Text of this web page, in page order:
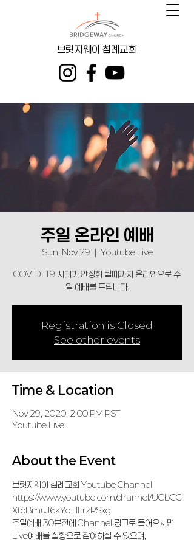
브릿지웨이 침례교회
주일 온라인 예배
Sun, Nov 29
  |
Youtube Live
COVID-19 사태가 안정화 될때까지 온라인으로 주
일 예배를 드립니다.
Registration is Closed
See other events
Time & Location
Nov 29, 2020, 2:00 PM PST
Youtube Live
About the Event
브릿지웨이 침례교회 Youtube Channel
https://www.youtube.com/channel/UCbCC
XtoBmuJ6kYqHFrzPSxg
주일예배 30분전에 Channel 링크로 들어오시면
Live예배를 실황으로 참여하실 수 있으며,